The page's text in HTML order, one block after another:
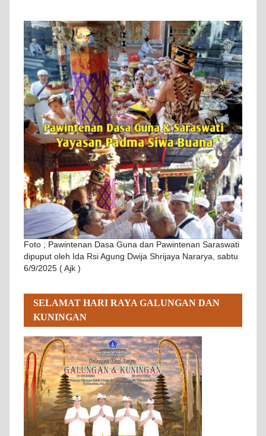
Foto ; Pawintenan Dasa Guna dan Pawintenan Saraswati
dipuput oleh Ida Rsi Agung Dwija Shrijaya Nararya, sabtu
6/9/2025 ( Ajk )
SELAMAT HARI RAYA GALUNGAN DAN
KUNINGAN